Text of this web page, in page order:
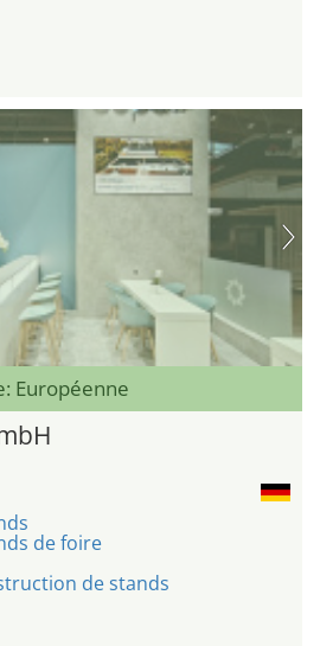
Européenne
de foire
de stands